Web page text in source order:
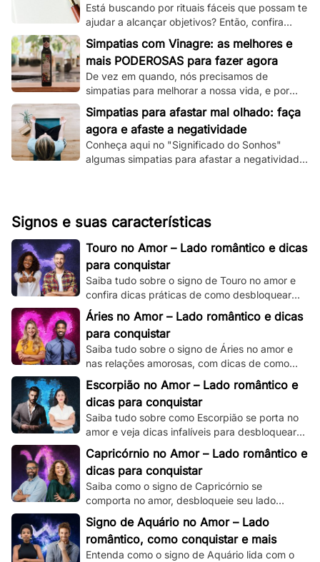
Está buscando por rituais fáceis que possam te
ajudar a alcançar objetivos? Então, confira
essas simpatias com papel e caneta.
Simpatias com Vinagre: as melhores e
mais PODEROSAS para fazer agora
De vez em quando, nós precisamos de
simpatias para melhorar a nossa vida, e por
isso, veja aqui as melhores que utilizam
vinagre!
Simpatias para afastar mal olhado: faça
agora e afaste a negatividade
Conheça aqui no "Significado do Sonhos"
algumas simpatias para afastar a negatividade
Signos e suas características
Touro no Amor – Lado romântico e dicas
para conquistar
Saiba tudo sobre o signo de Touro no amor e
confira dicas práticas de como desbloquear
seu lado romântico!
Áries no Amor – Lado romântico e dicas
para conquistar
Saiba tudo sobre o signo de Áries no amor e
nas relações amorosas, com dicas de como
destravar seu intenso e ardente lado
romântico.
Escorpião no Amor – Lado romântico e
dicas para conquistar
Saiba tudo sobre como Escorpião se porta no
amor e veja dicas infalíveis para desbloquear
seu misterioso e enigmático lado romântico.
Capricórnio no Amor – Lado romântico e
dicas para conquistar
Saiba como o signo de Capricórnio se
comporta no amor, desbloqueie seu lado
romântico e veja dicas de como conquistar um
capricorniano!
Signo de Aquário no Amor – Lado
romântico, como conquistar e mais
Entenda como o signo de Aquário lida com o